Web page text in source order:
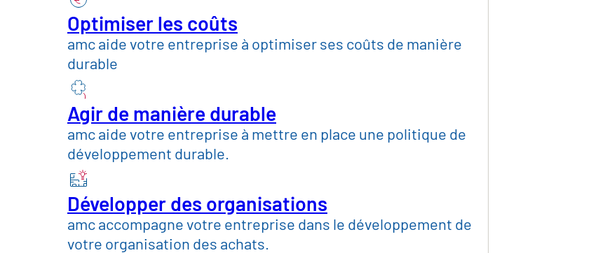
Optimiser les coûts
amc aide votre entreprise à optimiser ses coûts de manière
durable
Agir de manière durable
amc aide votre entreprise à mettre en place une politique de
développement durable.
Développer des organisations
amc accompagne votre entreprise dans le développement de
votre organisation des achats.
Secteur des biens de consommation et
Construction mécanique et construction
Télécommunications et informatique
Services publics et pouvoirs adjudicateurs
PerspectivesAtelier sur l'avenirListe préliminaire eSolution